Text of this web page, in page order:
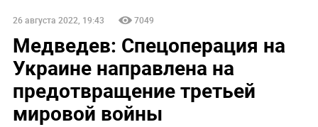
26 августа 2022, 19:43 7049
Медведев: Спецоперация на
Украине направлена на
предотвращение третьей
мировой войны